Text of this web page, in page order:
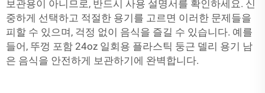
보관용이 아니므로, 반드시 사용 설명서를 확인하세요. 신
중하게 선택하고 적절한 용기를 고르면 이러한 문제들을
피할 수 있으며, 걱정 없이 음식을 즐길 수 있습니다. 예를
들어, 뚜껑 포함 24oz 일회용 플라스틱 둥근 델리 용기 남
은 음식을 안전하게 보관하기에 완벽합니다.